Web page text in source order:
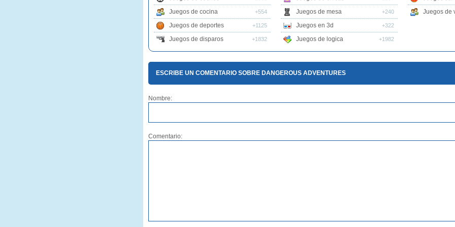
Juegos de cocina +554
Juegos de deportes +1125
Juegos de disparos +1832
Juegos de mesa +240
Juegos en 3d +322
Juegos de logica +1982
Juegos de
ESCRIBE UN COMENTARIO SOBRE DANGEROUS ADVENTURES
Nombre:
Comentario: